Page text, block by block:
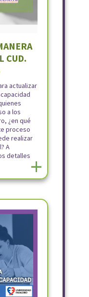
CUD.
actualizar
a los
¿en qué
proceso
realizar
A
detalles+